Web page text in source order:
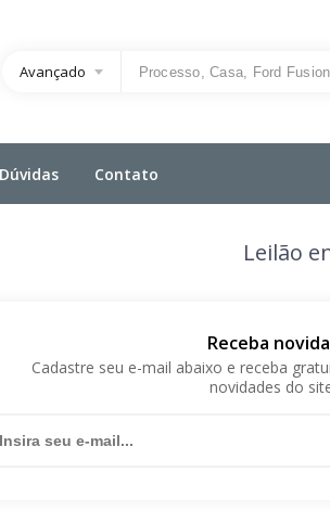
Avançado
Dúvidas Contato
Leilão
Receba
Cadastre seu e-mail abaixo e receba
novidades do